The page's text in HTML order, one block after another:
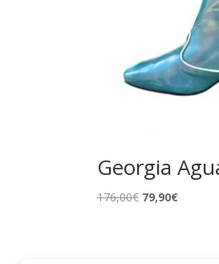
Georgia
176,00€ El
79,90€El